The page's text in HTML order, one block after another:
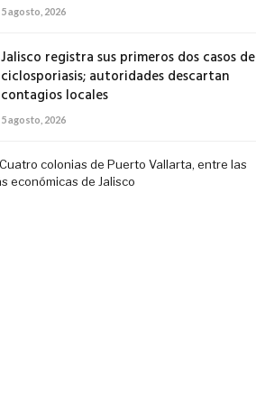
5 agosto, 2026
Jalisco registra sus primeros dos casos de
ciclosporiasis; autoridades descartan
contagios locales
5 agosto, 2026